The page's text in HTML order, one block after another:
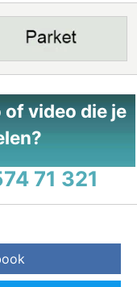
of video die je
71 321